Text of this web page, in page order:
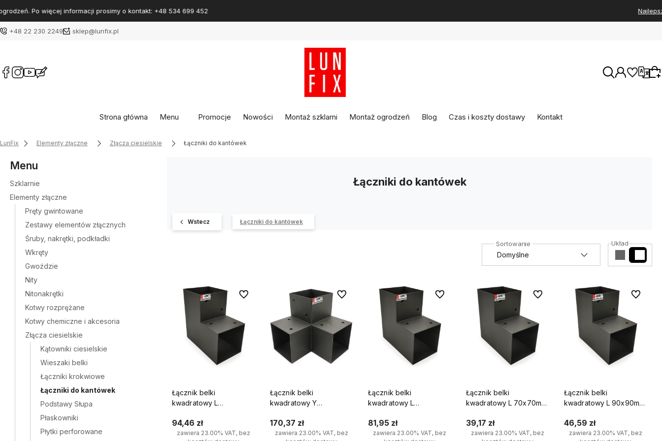
+48 22 230 2249 sklep@lunfix.pl
Strona główna Menu Promocje Nowości Montaż szklarni Montaż ogrodzeń Blog Czas i koszty dostawy Kontakt
LunFix Elementy złączne Złącza ciesielskie Łączniki do kantówek
Menu
Szklarnie
Elementy złączne
Pręty gwintowane
Zestawy elementów złącznych
Śruby, nakrętki, podkładki
Wkręty
Gwoździe
Nity
Nitonakrętki
Kotwy rozprężane
Kotwy chemiczne i akcesoria
Złącza ciesielskie
Kątowniki ciesielskie
Wieszaki belki
Łączniki krokwiowe
Łączniki do kantówek
Podstawy Słupa
Płaskowniki
Płytki perforowane
Łączniki do kantówek
Wstecz Łączniki do kantówek
Układ
Łącznik belki
kwadratowy L
kantówek 2 końce
94,46 zł
zawiera 23.00% VAT, bez
Do ulubionych
Łącznik belki
kwadratowy Y
kantówek 3 końce
170,37 zł
zawiera 23.00% VAT, bez
Do ulubionych
Łącznik belki
kwadratowy L
kantówek 2 końce
81,95 zł
zawiera 23.00% VAT, bez
Do ulubionych
Łącznik belki
kwadratowy L 70x70mm
końce
39,17 zł
zawiera 23.00% VAT, bez
Do ulubionych
Łącznik belki
kwadratowy L 90x90mm
końce
46,59 zł
zawiera 23.00% VAT, bez
Do